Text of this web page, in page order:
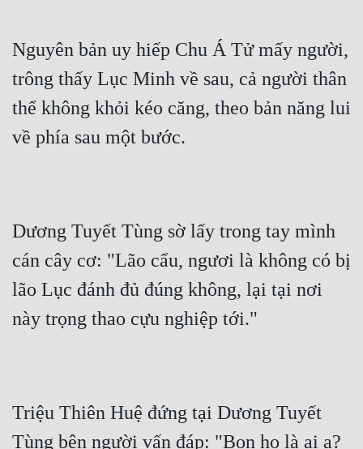
Nguyên bản uy hiếp Chu Á Tử mấy người,
trông thấy Lục Minh về sau, cả người thân
thể không khỏi kéo căng, theo bản năng lui
về phía sau một bước.
Dương Tuyết Tùng sờ lấy trong tay mình
cán cây cơ: "Lão cẩu, ngươi là không có bị
lão Lục đánh đủ đúng không, lại tại nơi
này trọng thao cựu nghiệp tới."
Triệu Thiên Huệ đứng tại Dương Tuyết
Tùng bên người vấn đáp: "Bọn họ là ai a?